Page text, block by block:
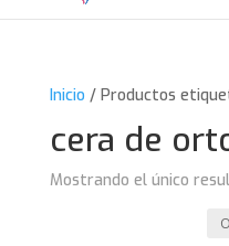
Inicio / Productos
cera de
Mostrando el único